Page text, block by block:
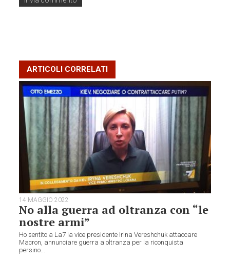
ARTICOLI CORRELATI
14 MAGGIO 2022
No alla guerra ad oltranza con “le
nostre armi”
Ho sentito a La7 la vice presidente Irina Vereshchuk attaccare
Macron, annunciare guerra a oltranza per la riconquista
persino...